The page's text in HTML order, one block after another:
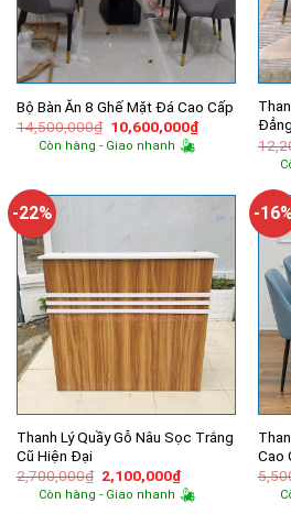
Bộ Bàn Ăn 8 Ghế Mặt Đá Cao Cấp
14,500,000₫ Giá
gốc
là:
10,600,000₫Giá
hiện
Còn hàng - Giao nhanh
-22%
Thanh Lý Quầy Gỗ Nâu Sọc Trắng
Cũ Hiện Đại
2,700,000₫ Giá
gốc
là:
2,100,000₫Giá
hiện
tại
Còn hàng - Giao nhanh
-
Cao